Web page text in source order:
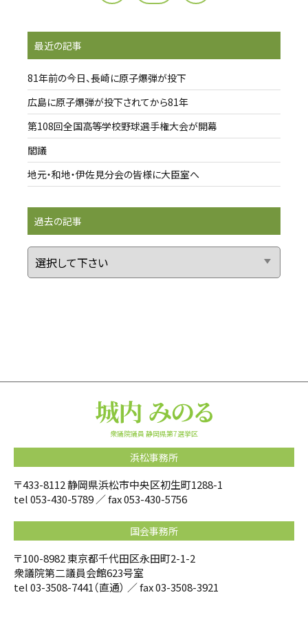
最近の記事
81年前の今日、長崎に原子爆弾が投下
広島に原子爆弾が投下されてから81年
第108回全国高等学校野球選手権大会が開幕
閣議
地元・和地・伊佐見分会の皆様に大臣室へ
過去の記事
衆議院議員 静岡県第7選挙区
浜松事務所
〒433-8112 静岡県浜松市中央区初生町1288-1
tel053-430-5789 ／ fax 053-430-5756
国会事務所
〒100-8982 東京都千代田区永田町2-1-2
衆議院第二議員会館623号室
tel03-3508-7441 （直通） ／ fax 03-3508-3921